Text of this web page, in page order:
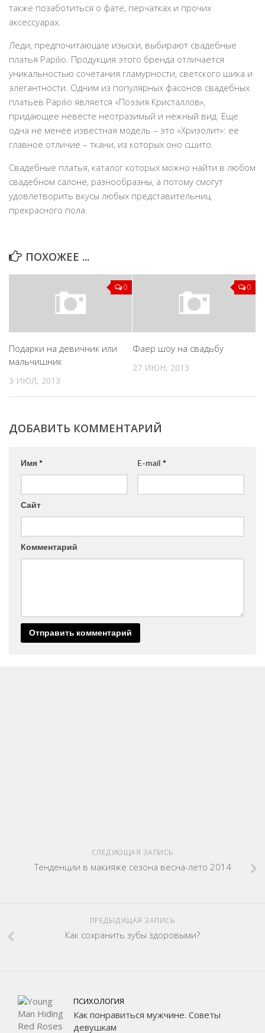
также позаботиться о фате, перчатках и прочих
аксессуарах.
Леди, предпочитающие изыски, выбирают свадебные
платья Papilio. Продукция этого бренда отличается
уникальностью сочетания гламурности, светского шика и
элегантности. Одним из популярных фасонов свадебных
платьев Papilio является «Поэзия Кристаллов»,
придающее невесте неотразимый и нежный вид. Еще
одна не менее известная модель – это «Хризолит»: ее
главное отличие – ткани, из которых оно сшито.
Свадебные платья, каталог которых можно найти в любом
свадебном салоне, разнообразны, а потому смогут
удовлетворить вкусы любых представительниц
прекрасного пола.
ПОХОЖЕЕ ...
0
Подарки на девичник или
мальчишник
3 ИЮЛ, 2013
0
Фаер шоу на свадьбу
27 ИЮН, 2013
ДОБАВИТЬ КОММЕНТАРИЙ
Имя* E-mail *
Сайт
Комментарий
СЛЕДУЮЩАЯ ЗАПИСЬ
Тенденции в макияже сезона весна-лето 2014
ПРЕДЫДУЩАЯ ЗАПИСЬ
Как сохранить зубы здоровыми?
ПСИХОЛОГИЯ
Как понравиться мужчине. Советы
девушкам